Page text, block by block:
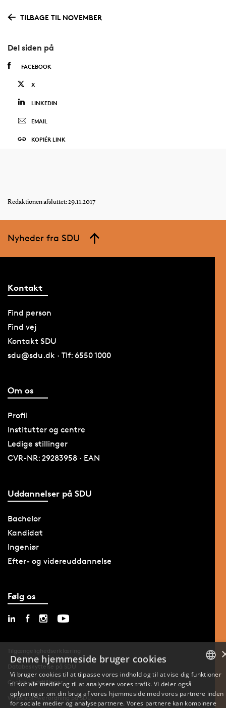
TILBAGE TIL NOVEMBER
Del siden på
FACEBOOK
X
LINKEDIN
EMAIL
KOPIÉR LINK
Redaktionen afsluttet: 29.11.2017
Nyheder fra SDU
Kontakt
Find person
Find vej
Kontakt SDU
sdu@sdu.dk · Tlf: 6550 1000
Om os
Profil
Institutter og centre
Ledige stillinger
CVR-NR: 29283958 · EAN
Uddannelser på SDU
Bachelor
Kandidat
Ingeniør
Efter- og videreuddannelse
Følg os
Tilgængelighedserklæring
Databeskyttelse på SDU
Cookie-indstillinger
Whistleblowerordning på SDU
Denne hjemmeside bruger cookies
Vi bruger cookies til at tilpasse vores indhold og til at vise dig funktioner
til sociale medier og til at analysere vores trafik. Vi deler også
oplysninger om din brug af vores hjemmeside med vores partnere inden
for sociale medier og analysepartnere. Vores partnere kan kombinere